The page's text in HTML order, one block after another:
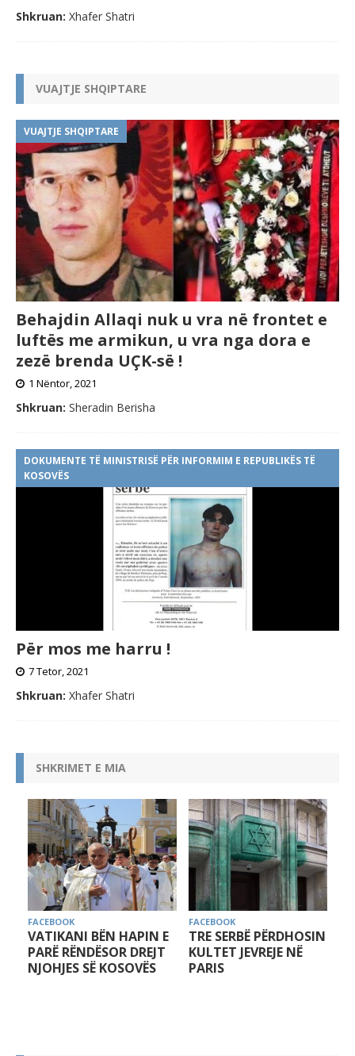
Shkruan: Xhafer Shatri
VUAJTJE SHQIPTARE
VUAJTJE SHQIPTARE
Behajdin Allaqi nuk u vra në frontet e
luftës me armikun, u vra nga dora e
zezë brenda UÇK-së !
1 Nëntor, 2021
Shkruan: Sheradin Berisha
DOKUMENTE TË MINISTRISË PËR INFORMIM E REPUBLIKËS TË
KOSOVËS
Për mos me harru !
7 Tetor, 2021
Shkruan: Xhafer Shatri
SHKRIMET E MIA
E
FACEBOOK
TRE SERBË PËRDHOSIN
KULTET JEVREJE NË
PARIS
FACEBOOK
MOS U DORËZONI!